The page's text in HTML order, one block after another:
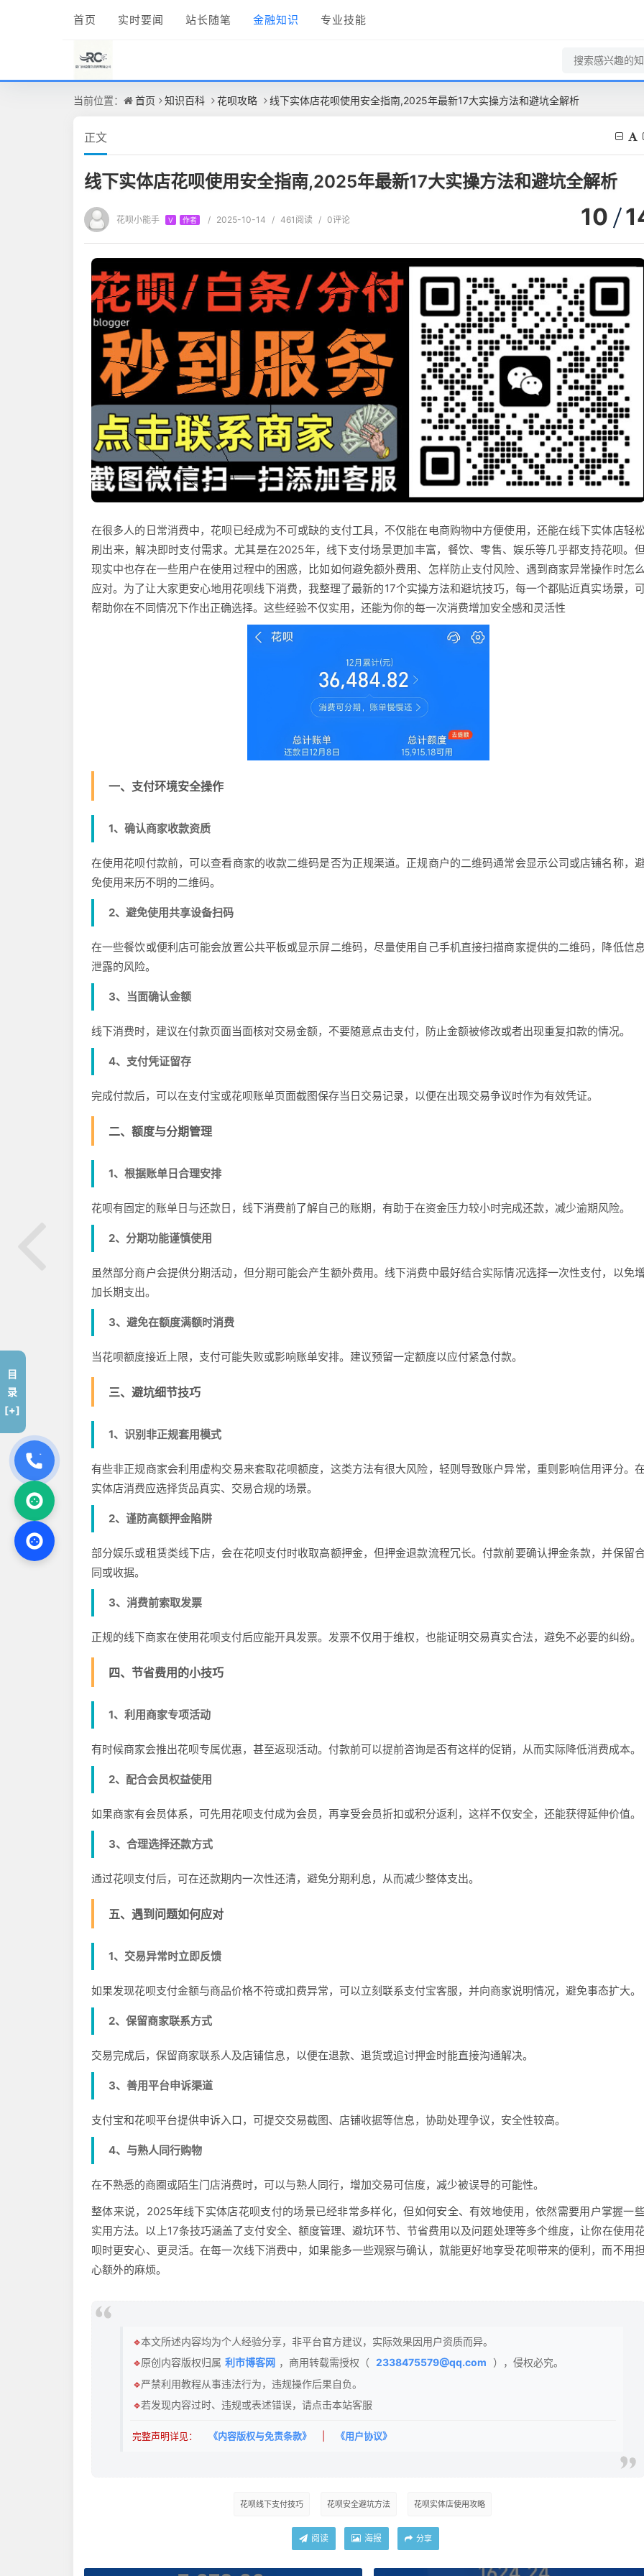
首页 实时要闻 站长随笔 金融知识 专业技能
当前位置： 首页 知识百科 花呗攻略 线下实体店花呗使用安全指南,2025年最新17大实操方法和避坑全解析
正文
线下实体店花呗使用安全指南,2025年最新17大实操方法和避坑全解析
花呗小能手 V 作者 / 2025-10-14 / 461阅读 / 0评论 10
在很多人的日常消费中，花呗已经成为不可或缺的支付工具，不仅能在电商购物中方便使用，还能在线下实体店轻
刷出来，解决即时支付需求。尤其是在2025年，线下支付场景更加丰富，餐饮、零售、娱乐等几乎都支持花呗。
现实中也存在一些用户在使用过程中的困惑，比如如何避免额外费用、怎样防止支付风险、遇到商家异常操作时怎
应对。为了让大家更安心地用花呗线下消费，我整理了最新的17个实操方法和避坑技巧，每一个都贴近真实场景，
帮助你在不同情况下作出正确选择。这些经验不仅实用，还能为你的每一次消费增加安全感和灵活性
一、支付环境安全操作
1、确认商家收款资质
在使用花呗付款前，可以查看商家的收款二维码是否为正规渠道。正规商户的二维码通常会显示公司或店铺名称，
免使用来历不明的二维码。
2、避免使用共享设备扫码
在一些餐饮或便利店可能会放置公共平板或显示屏二维码，尽量使用自己手机直接扫描商家提供的二维码，降低信
泄露的风险。
3、当面确认金额
线下消费时，建议在付款页面当面核对交易金额，不要随意点击支付，防止金额被修改或者出现重复扣款的情况。
4、支付凭证留存
完成付款后，可以在支付宝或花呗账单页面截图保存当日交易记录，以便在出现交易争议时作为有效凭证。
二、额度与分期管理
1、根据账单日合理安排
花呗有固定的账单日与还款日，线下消费前了解自己的账期，有助于在资金压力较小时完成还款，减少逾期风险。
2、分期功能谨慎使用
虽然部分商户会提供分期活动，但分期可能会产生额外费用。线下消费中最好结合实际情况选择一次性支付，以免
加长期支出。
3、避免在额度满额时消费
当花呗额度接近上限，支付可能失败或影响账单安排。建议预留一定额度以应付紧急付款。
三、避坑细节技巧
1、识别非正规套用模式
有些非正规商家会利用虚构交易来套取花呗额度，这类方法有很大风险，轻则导致账户异常，重则影响信用评分。
实体店消费应选择货品真实、交易合规的场景。
2、谨防高额押金陷阱
部分娱乐或租赁类线下店，会在花呗支付时收取高额押金，但押金退款流程冗长。付款前要确认押金条款，并保留
同或收据。
3、消费前索取发票
正规的线下商家在使用花呗支付后应能开具发票。发票不仅用于维权，也能证明交易真实合法，避免不必要的纠纷。
四、节省费用的小技巧
1、利用商家专项活动
有时候商家会推出花呗专属优惠，甚至返现活动。付款前可以提前咨询是否有这样的促销，从而实际降低消费成本。
2、配合会员权益使用
如果商家有会员体系，可先用花呗支付成为会员，再享受会员折扣或积分返利，这样不仅安全，还能获得延伸价值。
3、合理选择还款方式
通过花呗支付后，可在还款期内一次性还清，避免分期利息，从而减少整体支出。
五、遇到问题如何应对
1、交易异常时立即反馈
如果发现花呗支付金额与商品价格不符或扣费异常，可以立刻联系支付宝客服，并向商家说明情况，避免事态扩大。
2、保留商家联系方式
交易完成后，保留商家联系人及店铺信息，以便在退款、退货或追讨押金时能直接沟通解决。
3、善用平台申诉渠道
支付宝和花呗平台提供申诉入口，可提交交易截图、店铺收据等信息，协助处理争议，安全性较高。
4、与熟人同行购物
在不熟悉的商圈或陌生门店消费时，可以与熟人同行，增加交易可信度，减少被误导的可能性。
整体来说，2025年线下实体店花呗支付的场景已经非常多样化，但如何安全、有效地使用，依然需要用户掌握一
实用方法。以上17条技巧涵盖了支付安全、额度管理、避坑环节、节省费用以及问题处理等多个维度，让你在使用
呗时更安心、更灵活。在每一次线下消费中，如果能多一些观察与确认，就能更好地享受花呗带来的便利，而不用
心额外的麻烦。
🔹本文所述内容均为个人经验分享，非平台官方建议，实际效果因用户资质而异。
🔹原创内容版权归属 利市博客网 ，商用转载需授权（ 2338475579@qq.com
），侵权必究。
🔹严禁利用教程从事违法行为，违规操作后果自负。
🔹若发现内容过时、违规或表述错误，请点击本站客服
完整声明详见： 《内容版权与免责条款》 《用户协议》
花呗线下支付技巧 花呗安全避坑方法 花呗实体店使用攻略
阅读 海报 分享
目
录
[+]